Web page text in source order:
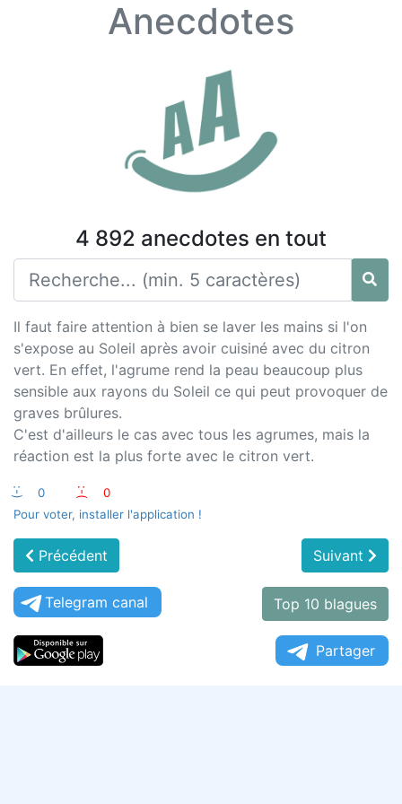
Anecdotes
4 892 anecdotes en tout
Il faut faire attention à bien se laver les mains si l'on
s'expose au Soleil après avoir cuisiné avec du citron
vert. En effet, l'agrume rend la peau beaucoup plus
sensible aux rayons du Soleil ce qui peut provoquer de
graves brûlures.
C'est d'ailleurs le cas avec tous les agrumes, mais la
réaction est la plus forte avec le citron vert.
:-) 0 :-(
0
Pour voter, installer l'application !
Précédent Suivant
Telegram canal Top 10 blagues
Partager